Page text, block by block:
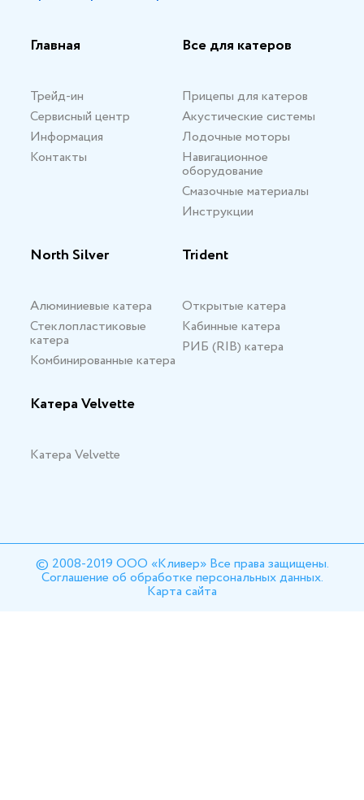
Главная
Трейд-ин
Сервисный центр
Информация
Контакты
Все для катеров
Прицепы для катеров
Акустические системы
Лодочные моторы
Навигационное
оборудование
Смазочные материалы
Инструкции
North Silver
Алюминиевые катера
Стеклопластиковые
катера
Комбинированные катера
Trident
Открытые катера
Кабинные катера
РИБ (RIB) катера
Катера Velvette
Катера Velvette
© 2008-2019 ООО «Кливер» Все права защищены.
Соглашение об обработке персональных данных.
Карта сайта